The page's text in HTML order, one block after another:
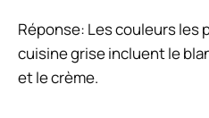
Réponse: Les couleurs les
cuisine grise incluent le
et le crème.